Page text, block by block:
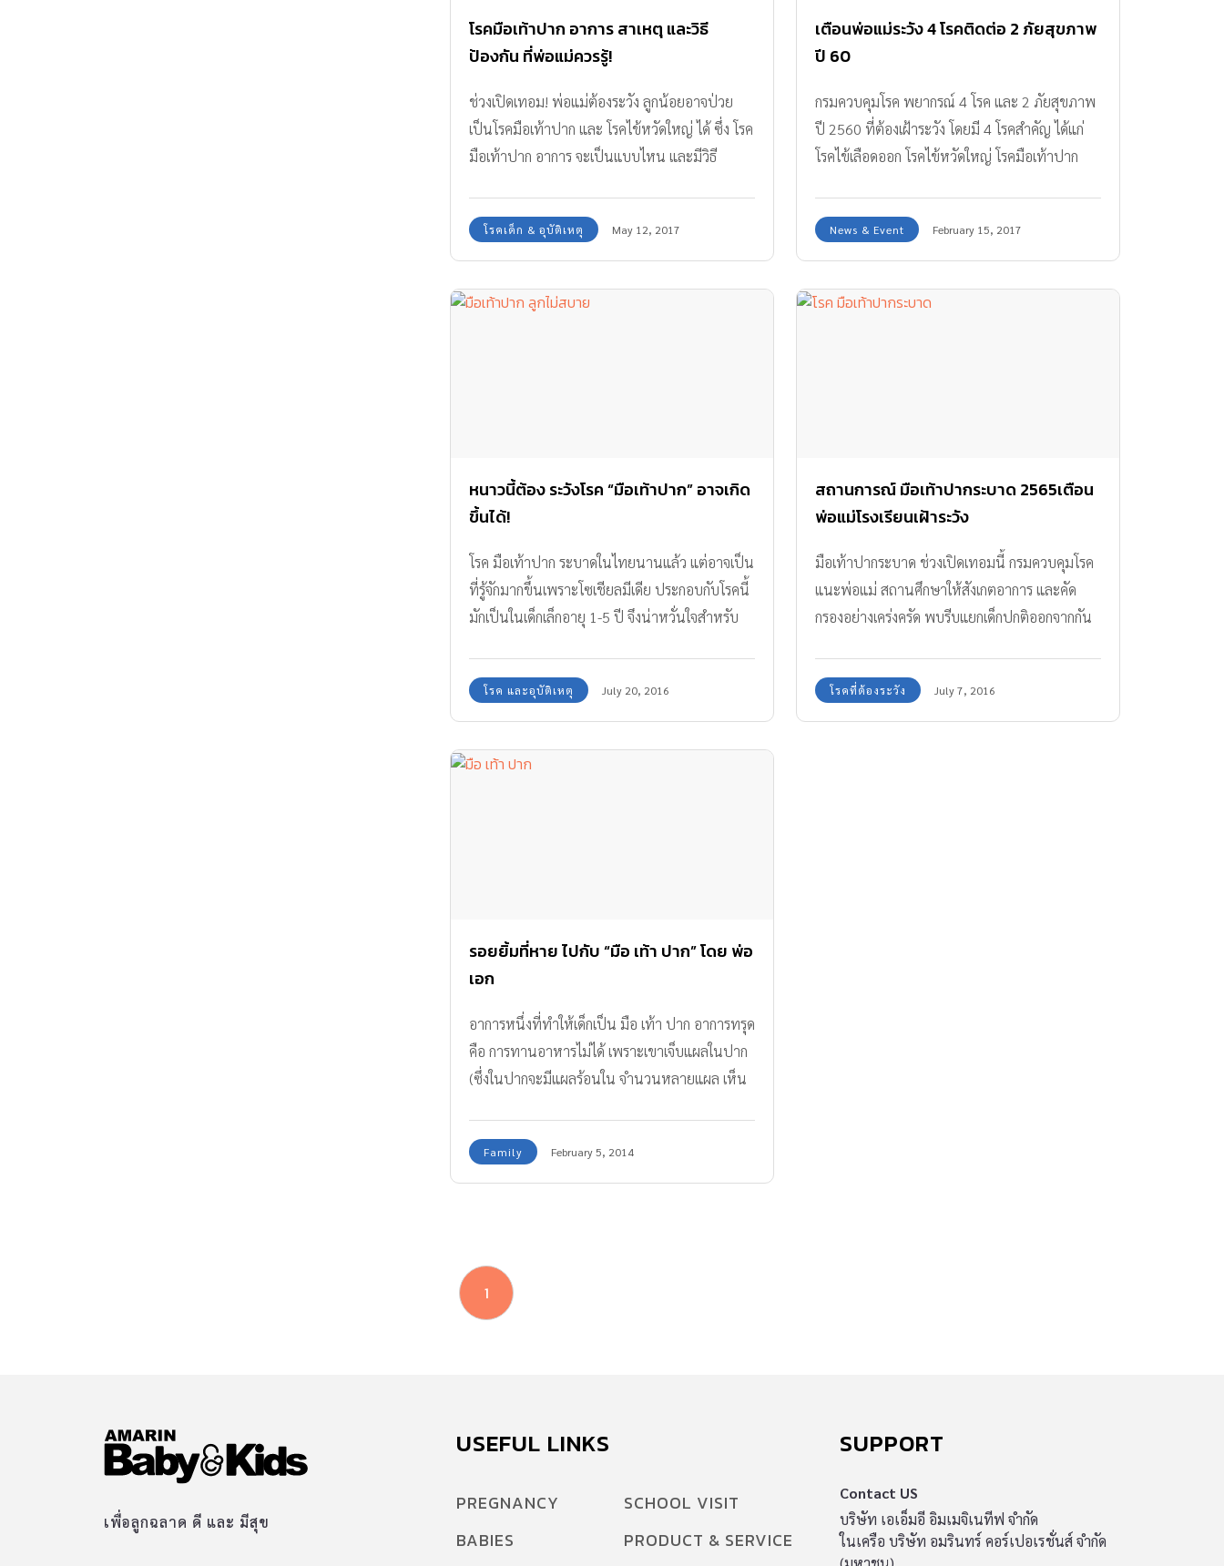
โรคมือเท้าปาก อาการ สาเหตุ และวิธี
ป้องกัน ที่พ่อแม่ควรรู้!
ช่วงเปิดเทอม! พ่อแม่ต้องระวัง ลูกน้อยอาจป่วย
เป็นโรคมือเท้าปาก และ โรคไข้หวัดใหญ่ ได้ ซึ่ง โรค
มือเท้าปาก อาการ จะเป็นแบบไหน และมีวิธี
มาบอกให้ได้ทราบกันค่ะ
โรคเด็ก & อุบัติเหตุ May 12, 2017
เตือนพ่อแม่ระวัง 4 โรคติดต่อ 2 ภัยสุขภาพ
ปี 60
กรมควบคุมโรค พยากรณ์ 4 โรค และ 2 ภัยสุขภาพ
ปี 2560 ที่ต้องเฝ้าระวัง โดยมี 4 โรคสำคัญ ได้แก่
โรคไข้เลือดออก โรคไข้หวัดใหญ่ โรคมือเท้าปาก
มากกว่า 300,000 คน มี 7 จังหวัดเสี่ยง
News & Event February 15, 2017
หนาวนี้ต้อง ระวังโรค “มือเท้าปาก” อาจเกิด
ขึ้นได้!
โรค มือเท้าปาก ระบาดในไทยนานแล้ว แต่อาจเป็น
ที่รู้จักมากขึ้นเพราะโซเชียลมีเดีย ประกอบกับโรคนี้
มักเป็นในเด็กเล็กอายุ 1-5 ปี จึงน่าหวั่นใจสำหรับ
โรค และอุบัติเหตุ July 20, 2016
สถานการณ์ มือเท้าปากระบาด 2565เตือน
พ่อแม่โรงเรียนเฝ้าระวัง
มือเท้าปากระบาด ช่วงเปิดเทอมนี้ กรมควบคุมโรค
แนะพ่อแม่ สถานศึกษาให้สังเกตอาการ และคัด
กรองอย่างเคร่งครัด พบรีบแยกเด็กปกติออกจากกัน
โรคที่ต้องระวัง July 7, 2016
รอยยิ้มที่หาย ไปกับ “มือ เท้า ปาก” โดย พ่อ
เอก
อาการหนึ่งที่ทำให้เด็กเป็น มือ เท้า ปาก อาการทรุด
คือ การทานอาหารไม่ได้ เพราะเขาเจ็บแผลในปาก
(ซึ่งในปากจะมีแผลร้อนใน จำนวนหลายแผล เห็น
เลยครับ
Family February 5, 2014
1
เพื่อลูกฉลาด ดี และ มีสุข
USEFUL LINKS
PREGNANCY
BABIES
SCHOOL VISIT
PRODUCT & SERVICE
SUPPORT
Contact US
บริษัท เอเอ็มอี อิมเมจิเนทีฟ จำกัด
ในเครือ บริษัท อมรินทร์ คอร์เปอเรชั่นส์ จำกัด